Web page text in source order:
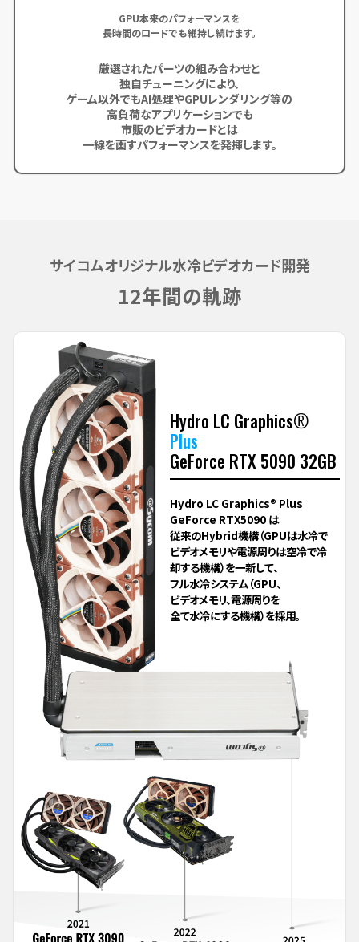
GPU本来のパフォーマンスを
長時間のロードでも維持し続けます。
厳選されたパーツの組み合わせと
独自チューニングにより、
ゲーム以外でもAI処理やGPUレンダリング等の
高負荷なアプリケーションでも
市販のビデオカードとは
一線を画すパフォーマンスを発揮します。
サイコムオリジナル水冷ビデオカード開発
12年間の軌跡
Hydro LC Graphics®
Plus
GeForce RTX 5090 32GB
Hydro LC Graphics® Plus
GeForce RTX5090 は
従来のHybrid機構（GPUは水冷で
ビデオメモリや電源周りは空冷で冷
却する機構）を一新して、
フル水冷システム（GPU、
ビデオメモリ、電源周りを
全て水冷にする機構）を採用。